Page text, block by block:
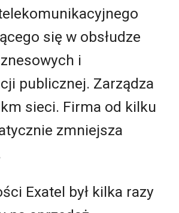
się w obsłudze
i
publicznej. Zarządza
sieci. Firma od kilku
zmniejsza
Exatel był kilka razy